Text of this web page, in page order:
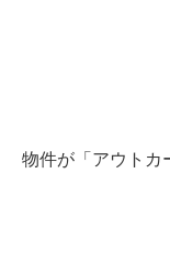
物件が「アウトカ